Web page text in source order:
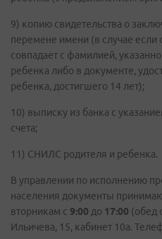
9) копию свидетельства о
перемене имени (в случае
совпадает с фамилией,
ребенка либо в документе,
ребенка, достигшего 14 лет);
10) выписку из банка с
счета;
11) СНИЛС родителя и ребенка.
В управлении по исполнению
населения документы
вторникам с 9:00 до 17:00 (обед
Ильичева, 15, кабинет 10а.